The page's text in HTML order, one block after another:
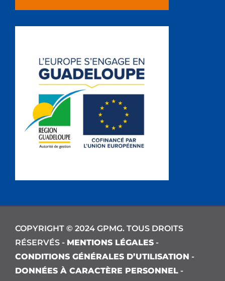
COPYRIGHT © 2024 GPMG. TOUS DROITS
RÉSERVÉS - MENTIONS LÉGALES -
CONDITIONS GÉNÉRALES D’UTILISATION -
DONNÉES À CARACTÈRE PERSONNEL -